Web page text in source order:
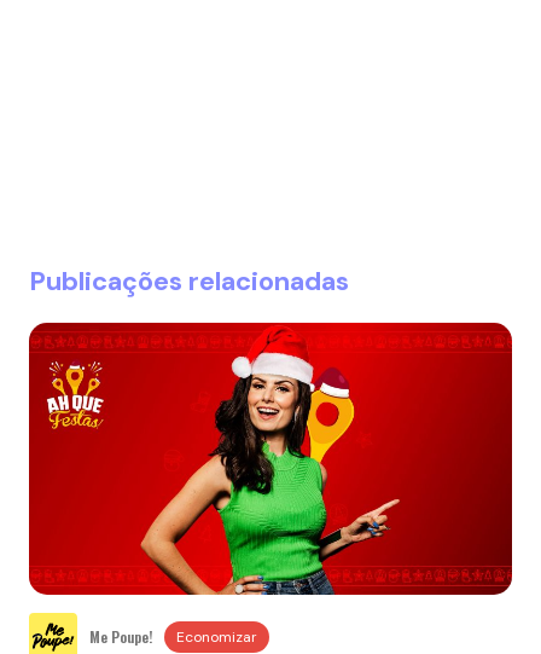
Publicações relacionadas
Me Poupe! Economizar